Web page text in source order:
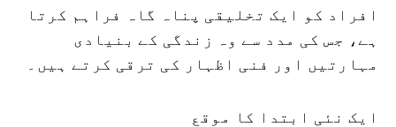
افراد کو ایک تخلیقی پناہ گاہ فراہم کرتا
ہے، جس کی مدد سے وہ زندگی کے بنیادی
مہارتیں اور فنی اظہار کی ترقی کرتے ہیں۔
ایک نئی ابتدا کا موقع